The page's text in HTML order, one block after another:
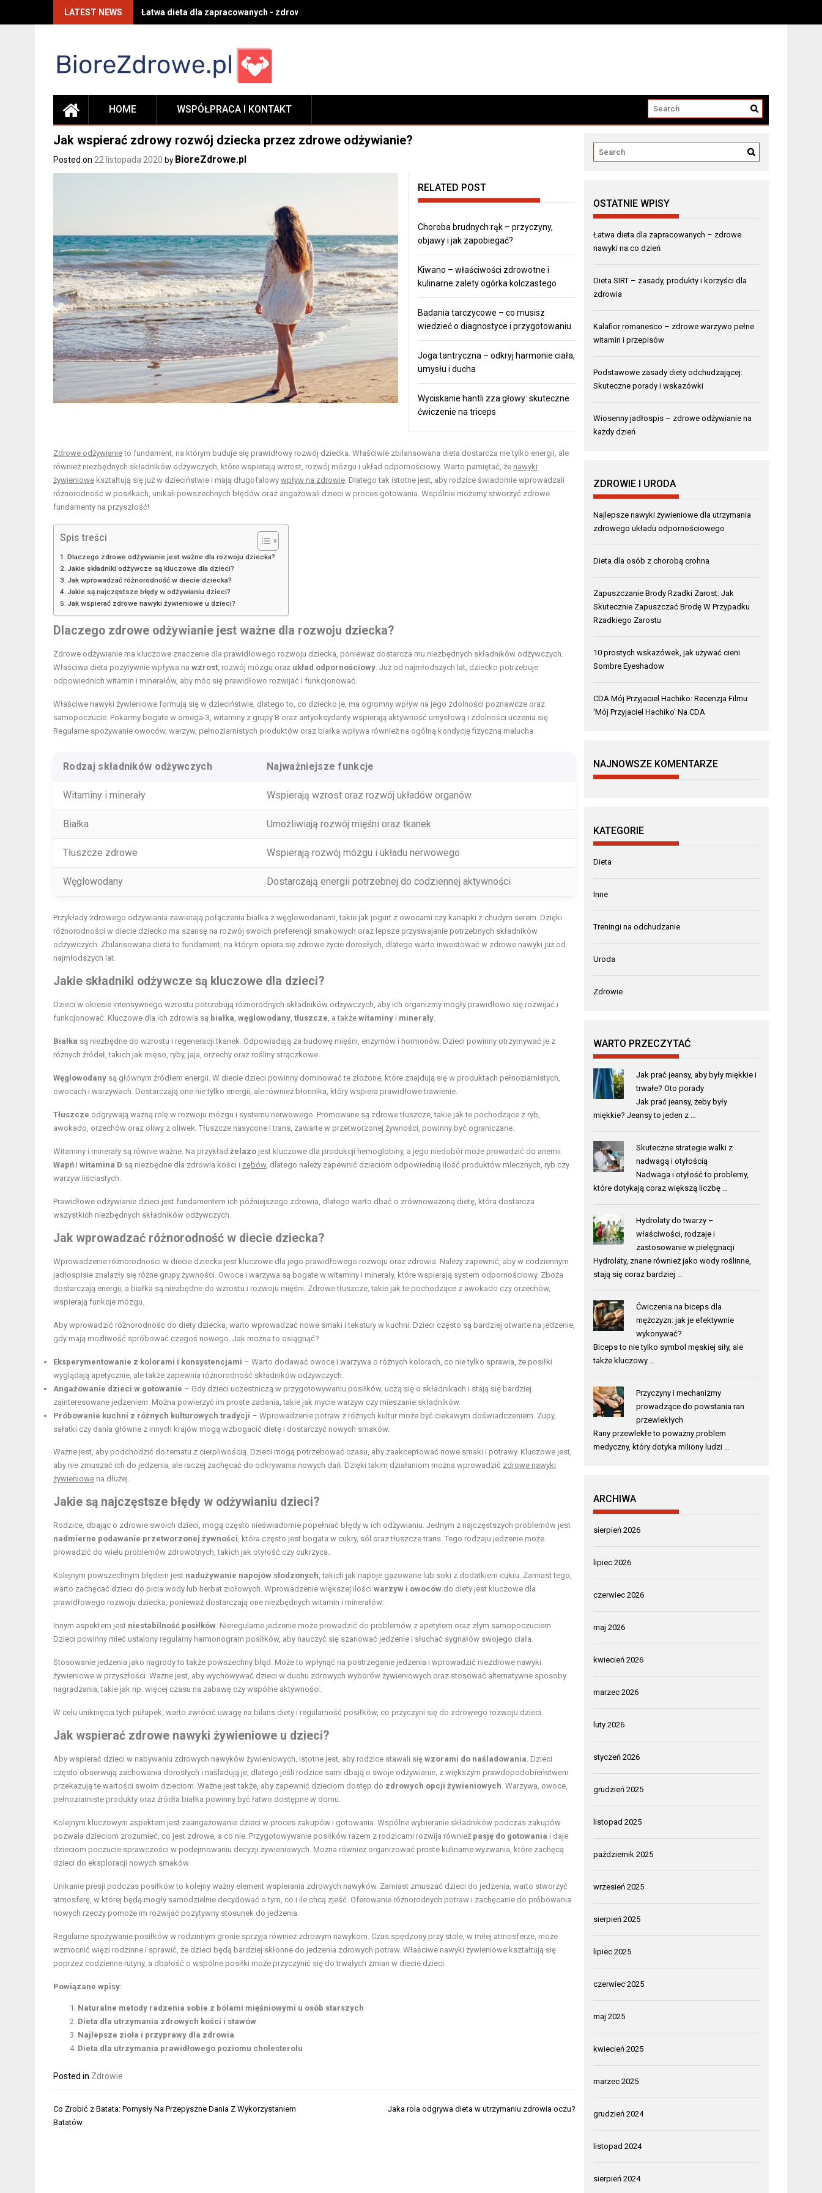
LATEST NEWS Łatwa dieta dla zapracowanych - zdrowe nawyki na co dzień
HOME WSPÓŁPRACA I KONTAKT
Jak wspierać zdrowy rozwój dziecka przez zdrowe odżywianie?
Posted on 22 listopada 2020 by BioreZdrowe.pl
RELATED POST
Choroba brudnych rąk – przyczyny,
objawy i jak zapobiegać?
Kiwano – właściwości zdrowotne i
kulinarne zalety ogórka kolczastego
Badania tarczycowe – co musisz
wiedzieć o diagnostyce i przygotowaniu
Joga tantryczna – odkryj harmonie ciała,
umysłu i ducha
Wyciskanie hantli zza głowy: skuteczne
ćwiczenie na triceps
Zdrowe odżywianieto fundament, na którym buduje się prawidłowy rozwój dziecka. Właściwie zbilansowana dieta dostarcza nie tylko energii, ale
również niezbędnych składników odżywczych, które wspierają wzrost, rozwój mózgu i układ odpornościowy. Warto pamiętać, że nawyki
żywieniowe kształtują się już w dzieciństwie i mają długofalowy wpływ na zdrowie. Dlatego tak istotne jest, aby rodzice świadomie wprowadzali
różnorodność w posiłkach, unikali powszechnych błędów oraz angażowali dzieci w proces gotowania. Wspólnie możemy stworzyć zdrowe
fundamenty na przyszłość!
Spis treści
Dlaczego zdrowe odżywianie jest ważne dla rozwoju dziecka?
Jakie składniki odżywcze są kluczowe dla dzieci?
Jak wprowadzać różnorodność w diecie dziecka?
Jakie są najczęstsze błędy w odżywianiu dzieci?
Jak wspierać zdrowe nawyki żywieniowe u dzieci?
Dlaczego zdrowe odżywianie jest ważne dla rozwoju dziecka?
Zdrowe odżywianie ma kluczowe znaczenie dla prawidłowego rozwoju dziecka, ponieważ dostarcza mu niezbędnych składników odżywczych.
Właściwa dieta pozytywnie wpływa na wzrost, rozwój mózgu oraz układ odpornościowy. Już od najmłodszych lat, dziecko potrzebuje
odpowiednich witamin i minerałów, aby móc się prawidłowo rozwijać i funkcjonować.
Właściwe nawyki żywieniowe formują się w dzieciństwie, dlatego to, co dziecko je, ma ogromny wpływ na jego zdolności poznawcze oraz
samopoczucie. Pokarmy bogate w omega-3, witaminy z grupy B oraz antyoksydanty wspierają aktywność umysłową i zdolności uczenia się.
Regularne spożywanie owoców, warzyw, pełnoziarnistych produktów oraz białka wpływa również na ogólną kondycję fizyczną malucha.
Rodzaj składników odżywczych Najważniejsze funkcje
Witaminy i minerały Wspierają wzrost oraz rozwój układów organów
Białka Umożliwiają rozwój mięśni oraz tkanek
Tłuszcze zdrowe Wspierają rozwój mózgu i układu nerwowego
Węglowodany Dostarczają energii potrzebnej do codziennej aktywności
Przykłady zdrowego odżywiania zawierają połączenia białka z węglowodanami, takie jak jogurt z owocami czy kanapki z chudym serem. Dzięki
różnorodności w diecie dziecko ma szansę na rozwój swoich preferencji smakowych oraz lepsze przyswajanie potrzebnych składników
odżywczych. Zbilansowana dieta to fundament, na którym opiera się zdrowe życie dorosłych, dlatego warto inwestować w zdrowe nawyki już od
najmłodszych lat.
Jakie składniki odżywcze są kluczowe dla dzieci?
Dzieci w okresie intensywnego wzrostu potrzebują różnorodnych składników odżywczych, aby ich organizmy mogły prawidłowo się rozwijać i
funkcjonować. Kluczowe dla ich zdrowia są białka, węglowodany, tłuszcze, a także witaminy i minerały.
Białka są niezbędne do wzrostu i regeneracji tkanek. Odpowiadają za budowę mięśni, enzymów i hormonów. Dzieci powinny otrzymywać je z
różnych źródeł, takich jak mięso, ryby, jaja, orzechy oraz rośliny strączkowe.
Węglowodany są głównym źródłem energii. W diecie dzieci powinny dominować te złożone, które znajdują się w produktach pełnoziarnistych,
owocach i warzywach. Dostarczają one nie tylko energii, ale również błonnika, który wspiera prawidłowe trawienie.
Tłuszcze odgrywają ważną rolę w rozwoju mózgu i systemu nerwowego. Promowane są zdrowe tłuszcze, takie jak te pochodzące z ryb,
awokado, orzechów oraz oliwy z oliwek. Tłuszcze nasycone i trans, zawarte w przetworzonej żywności, powinny być ograniczane.
Witaminy i minerały są równie ważne. Na przykład żelazo jest kluczowe dla produkcji hemoglobiny, a jego niedobór może prowadzić do anemii.
Wapń i witamina D są niezbędne dla zdrowia kości i zębów, dlatego należy zapewnić dzieciom odpowiednią ilość produktów mlecznych, ryb czy
warzyw liściastych.
Prawidłowe odżywianie dzieci jest fundamentem ich późniejszego zdrowia, dlatego warto dbać o zrównoważoną dietę, która dostarcza
wszystkich niezbędnych składników odżywczych.
Jak wprowadzać różnorodność w diecie dziecka?
Wprowadzenie różnorodności w diecie dziecka jest kluczowe dla jego prawidłowego rozwoju oraz zdrowia. Należy zapewnić, aby w codziennym
jadłospisie znalazły się różne grupy żywności. Owoce i warzywa są bogate w witaminy i minerały, które wspierają system odpornościowy. Zboża
dostarczają energii, a białka są niezbędne do wzrostu i rozwoju mięśni. Zdrowe tłuszcze, takie jak te pochodzące z awokado czy orzechów,
wspierają funkcje mózgu.
Aby wprowadzić różnorodność do diety dziecka, warto wprowadzać nowe smaki i tekstury w kuchni. Dzieci często są bardziej otwarte na jedzenie,
gdy mają możliwość spróbować czegoś nowego. Jak można to osiągnąć?
Eksperymentowanie z kolorami i konsystencjami – Warto dodawać owoce i warzywa o różnych kolorach, co nie tylko sprawia, że posiłki
wyglądają apetycznie, ale także zapewnia różnorodność składników odżywczych.
Angażowanie dzieci w gotowanie – Gdy dzieci uczestniczą w przygotowywaniu posiłków, uczą się o składnikach i stają się bardziej
zainteresowane jedzeniem. Można powierzyć im proste zadania, takie jak mycie warzyw czy mieszanie składników.
Próbowanie kuchni z różnych kulturowych tradycji – Wprowadzenie potraw z różnych kultur może być ciekawym doświadczeniem. Zupy,
sałatki czy dania główne z innych krajów mogą wzbogacić dietę i dostarczyć nowych smaków.
Ważne jest, aby podchodzić do tematu z cierpliwością. Dzieci mogą potrzebować czasu, aby zaakceptować nowe smaki i potrawy. Kluczowe jest,
aby nie zmuszać ich do jedzenia, ale raczej zachęcać do odkrywania nowych dań. Dzięki takim działaniom można wprowadzić zdrowe nawyki
żywieniowe na dłużej.
Jakie są najczęstsze błędy w odżywianiu dzieci?
Rodzice, dbając o zdrowie swoich dzieci, mogą często nieświadomie popełniać błędy w ich odżywianiu. Jednym z najczęstszych problemów jest
nadmierne podawanie przetworzonej żywności, która często jest bogata w cukry, sól oraz tłuszcze trans. Tego rodzaju jedzenie może
prowadzić do wielu problemów zdrowotnych, takich jak otyłość czy cukrzyca.
Kolejnym powszechnym błędem jest nadużywanie napojów słodzonych, takich jak napoje gazowane lub soki z dodatkiem cukru. Zamiast tego,
warto zachęcać dzieci do picia wody lub herbat ziołowych. Wprowadzenie większej ilości warzyw i owoców do diety jest kluczowe dla
prawidłowego rozwoju dziecka, ponieważ dostarczają one niezbędnych witamin i minerałów.
Innym aspektem jest niestabilność posiłków. Nieregularne jedzenie może prowadzić do problemów z apetytem oraz złym samopoczuciem.
Dzieci powinny mieć ustalony regularny harmonogram posiłków, aby nauczyć się szanować jedzenie i słuchać sygnałów swojego ciała.
Stosowanie jedzenia jako nagrody to także powszechny błąd. Może to wpłynąć na postrzeganie jedzenia i wprowadzić niezdrowe nawyki
żywieniowe w przyszłości. Ważne jest, aby wychowywać dzieci w duchu zdrowych wyborów żywieniowych oraz stosować alternatywne sposoby
nagradzania, takie jak np. więcej czasu na zabawę czy wspólne aktywności.
W celu uniknięcia tych pułapek, warto zwrócić uwagę na bilans diety i regularność posiłków, co przyczyni się do zdrowego rozwoju dzieci.
Jak wspierać zdrowe nawyki żywieniowe u dzieci?
Aby wspierać dzieci w nabywaniu zdrowych nawyków żywieniowych, istotne jest, aby rodzice stawali się wzorami do naśladowania. Dzieci
często obserwują zachowania dorosłych i naśladują je, dlatego jeśli rodzice sami dbają o swoje odżywianie, z większym prawdopodobieństwem
przekazują te wartości swoim dzieciom. Ważne jest także, aby zapewnić dzieciom dostęp do zdrowych opcji żywieniowych. Warzywa, owoce,
pełnoziarniste produkty oraz źródła białka powinny być łatwo dostępne w domu.
Kolejnym kluczowym aspektem jest zaangażowanie dzieci w proces zakupów i gotowania. Wspólne wybieranie składników podczas zakupów
pozwala dzieciom zrozumieć, co jest zdrowe, a co nie. Przygotowywanie posiłków razem z rodzicami rozwija również pasję do gotowania i daje
dzieciom poczucie sprawczości w podejmowaniu decyzji żywieniowych. Można również organizować proste kulinarne wyzwania, które zachęcą
dzieci do eksploracji nowych smaków.
Unikanie presji podczas posiłków to kolejny ważny element wspierania zdrowych nawyków. Zamiast zmuszać dzieci do jedzenia, warto stworzyć
atmosferę, w której będą mogły samodzielnie decydować o tym, co i ile chcą zjeść. Oferowanie różnorodnych potraw i zachęcanie do próbowania
nowych rzeczy pomoże im rozwijać pozytywny stosunek do jedzenia.
Regularne spożywanie posiłków w rodzinnym gronie sprzyja również zdrowym nawykom. Czas spędzony przy stole, w miłej atmosferze, może
wzmocnić więzi rodzinne i sprawić, że dzieci będą bardziej skłonne do jedzenia zdrowych potraw. Właściwe nawyki żywieniowe kształtują się
poprzez codzienne rutyny, a dbałość o wspólne posiłki może przyczynić się do trwałych zmian w diecie dzieci.
Powiązane wpisy:
Naturalne metody radzenia sobie z bólami mięśniowymi u osób starszych
Dieta dla utrzymania zdrowych kości i stawów
Najlepsze zioła i przyprawy dla zdrowia
Dieta dla utrzymania prawidłowego poziomu cholesterolu
Posted in Zdrowie
Nawigacja
wpisu
Co Zrobić z Batata: Pomysły Na Przepyszne Dania Z Wykorzystaniem
Batatów
Jaka rola odgrywa dieta w utrzymaniu zdrowia oczu?
OSTATNIE WPISY
Łatwa dieta dla zapracowanych – zdrowe
nawyki na co dzień
Dieta SIRT – zasady, produkty i korzyści dla
zdrowia
Kalafior romanesco – zdrowe warzywo pełne
witamin i przepisów
Podstawowe zasady diety odchudzającej:
Skuteczne porady i wskazówki
Wiosenny jadłospis – zdrowe odżywianie na
każdy dzień
ZDROWIE I URODA
Najlepsze nawyki żywieniowe dla utrzymania
zdrowego układu odpornościowego
Dieta dla osób z chorobą crohna
Zapuszczanie Brody Rzadki Zarost: Jak
Skutecznie Zapuszczać Brodę W Przypadku
Rzadkiego Zarostu
10 prostych wskazówek, jak używać cieni
Sombre Eyeshadow
CDA Mój Przyjaciel Hachiko: Recenzja Filmu
'Mój Przyjaciel Hachiko’ Na CDA
NAJNOWSZE KOMENTARZE
KATEGORIE
Dieta
Inne
Treningi na odchudzanie
Uroda
Zdrowie
WARTO PRZECZYTAĆ
Jak prać jeansy, aby były miękkie i
trwałe? Oto porady
Jak prać jeansy, żeby były
miękkie? Jeansy to jeden z …
Skuteczne strategie walki z
nadwagą i otyłością
Nadwaga i otyłość to problemy,
które dotykają coraz większą liczbę …
Hydrolaty do twarzy –
właściwości, rodzaje i
zastosowanie w pielęgnacji
Hydrolaty, znane również jako wody roślinne,
stają się coraz bardziej …
Ćwiczenia na biceps dla
mężczyzn: jak je efektywnie
wykonywać?
Biceps to nie tylko symbol męskiej siły, ale
także kluczowy …
Przyczyny i mechanizmy
prowadzące do powstania ran
przewlekłych
Rany przewlekłe to poważny problem
medyczny, który dotyka miliony ludzi …
ARCHIWA
sierpień 2026
lipiec 2026
czerwiec 2026
maj 2026
kwiecień 2026
marzec 2026
luty 2026
styczeń 2026
grudzień 2025
listopad 2025
październik 2025
wrzesień 2025
sierpień 2025
lipiec 2025
czerwiec 2025
maj 2025
kwiecień 2025
marzec 2025
grudzień 2024
listopad 2024
sierpień 2024